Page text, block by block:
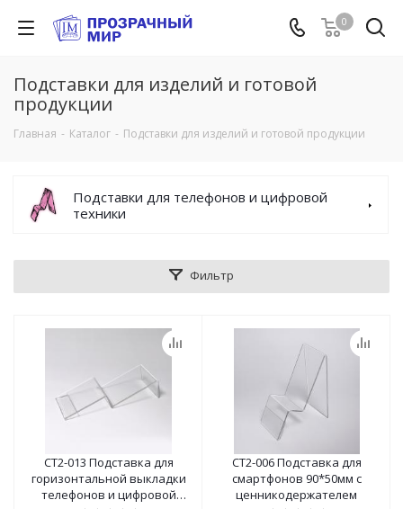
0
Подставки для изделий и готовой
продукции
Главная - Каталог - Подставки для изделий и готовой продукции
Подставки для телефонов и цифровой
техники
Фильтр
СТ2-013 Подставка для
горизонтальной выкладки
телефонов и цифровой
СТ2-006 Подставка для
смартфонов 90*50мм с
ценникодержателем